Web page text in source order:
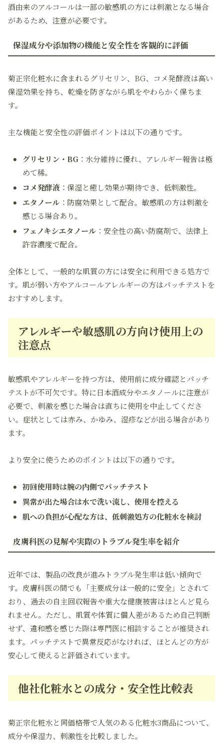
酒由来のアルコールは一部の敏感肌の方には刺激となる場合
があるため、注意が必要です。
保湿成分や添加物の機能と安全性を客観的に評価
菊正宗化粧水に含まれるグリセリン、BG、コメ発酵液は高い
保湿効果を持ち、乾燥を防ぎながら肌をやわらかく保ちま
す。
主な機能と安全性の評価ポイントは以下の通りです。
グリセリン・BG ：水分維持に優れ、アレルギー報告は極
めて稀。
コメ発酵液 ：保湿と癒し効果が期待でき、低刺激性。
エタノール ：防腐効果として配合。敏感肌の方は刺激を
感じる場合あり。
フェノキシエタノール ：安全性の高い防腐剤で、法律上
許容濃度で配合。
全体として、一般的な肌質の方には安全に利用できる処方で
す。肌が弱い方やアルコールアレルギーの方はパッチテストを
おすすめします。
アレルギーや敏感肌の方向け使用上の
注意点
敏感肌やアレルギーを持つ方は、使用前に成分確認とパッチ
テストが不可欠です。特に日本酒成分やエタノールに注意が
必要で、刺激を感じた場合は直ちに使用を中止してくださ
い。症状としては赤み、かゆみ、湿疹などが出る場合があり
ます。
より安全に使うためのポイントは以下の通りです。
初回使用時は腕の内側でパッチテスト
異常が出た場合は水で洗い流し、使用を控える
肌への負担が心配な方は、低刺激処方の化粧水を検討
皮膚科医の見解や実際のトラブル発生率を紹介
近年では、製品の改良が進みトラブル発生率は低い傾向で
す。皮膚科医の間でも「主要成分は一般的に安全」とされて
おり、過去の自主回収報告や重大な健康被害はほとんど見ら
れません。ただし、肌質や体質に個人差があるため自己判断
せず、違和感を感じた際は専門医に相談することが推奨され
ます。パッチテストで異常反応がなければ、ほとんどの方が
安心して使えると評価されています。
他社化粧水との成分・安全性比較表
菊正宗化粧水と同価格帯で人気のある化粧水3商品について、
成分や保湿力、刺激性を比較しました。